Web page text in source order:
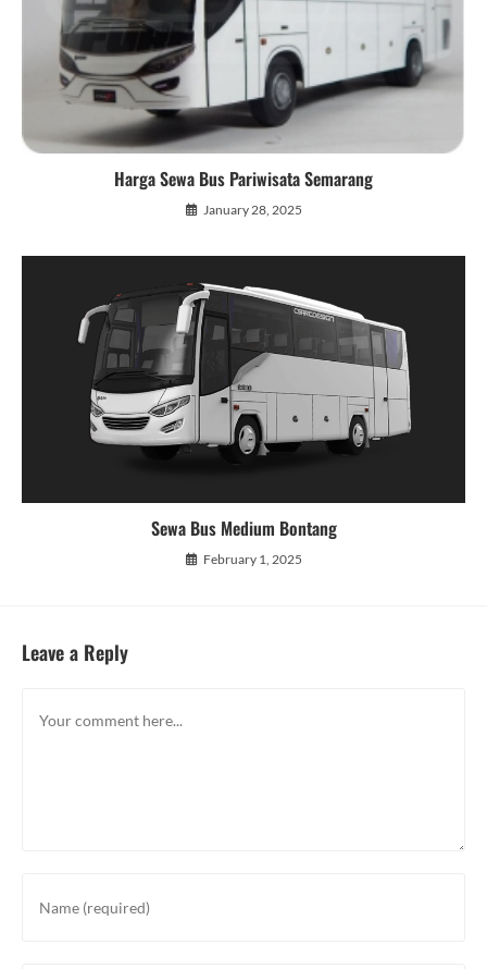
Harga Sewa Bus Pariwisata Semarang
January 28, 2025
Sewa Bus Medium Bontang
February 1, 2025
Leave a Reply
your